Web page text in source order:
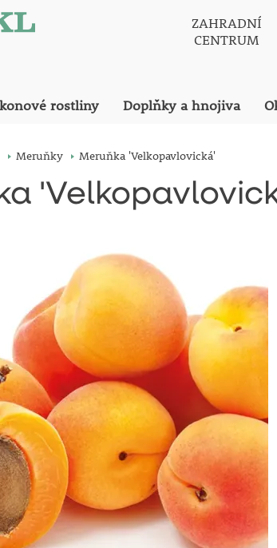
ZAHRADNÍ
CENTRUM
rostliny Doplňky a hnojiva
Meruňky Meruňka 'Velkopavlovická'